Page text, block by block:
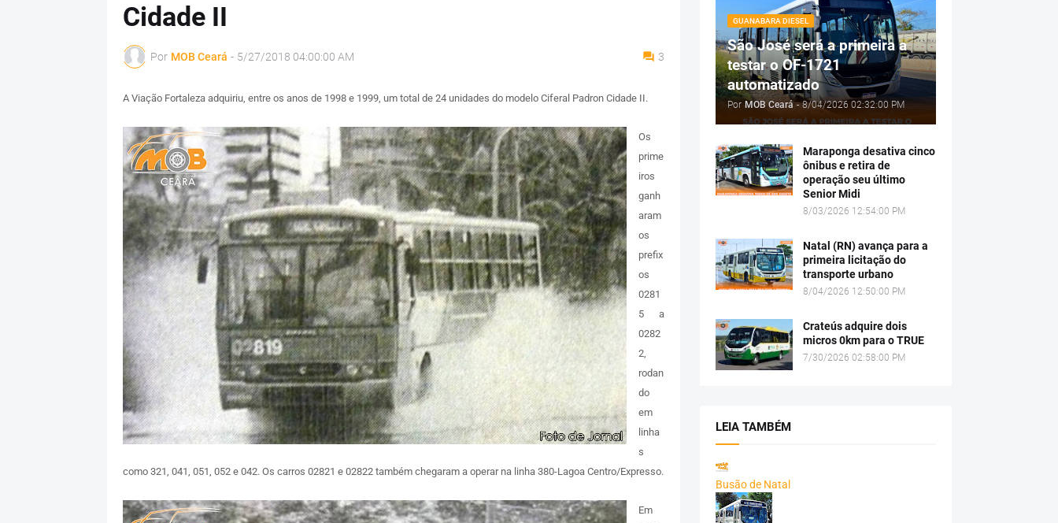
Cidade II
Por MOB Ceará - 5/27/2018 04:00:00 AM 3
A Viação Fortaleza adquiriu, entre os anos de 1998 e 1999, um total de 24 unidades do modelo Ciferal Padron Cidade II.
Os
prime
iros
ganh
aram
os
prefix
os
0281
5 a
0282
2,
rodan
do
em
linha
s
como 321, 041, 051, 052 e 042. Os carros 02821 e 02822 também chegaram a operar na linha 380-Lagoa Centro/Expresso.
Em
GUANABARA DIESEL
São José será a primeira a
testar o OF-1721
automatizado
Por MOB Ceará - 8/04/2026 02:32:00 PM
Maraponga desativa cinco
ônibus e retira de
operação seu último
Senior Midi
8/03/2026 12:54:00 PM
Natal (RN) avança para a
primeira licitação do
transporte urbano
8/04/2026 12:50:00 PM
Crateús adquire dois
micros 0km para o TRUE
7/30/2026 02:58:00 PM
LEIA TAMBÉM
Busão de Natal